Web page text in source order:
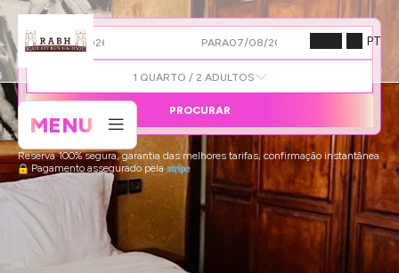
PT
MENU
DE PARA
1 QUARTO / 2 ADULTOS
PROCURAR
Reserva 100% segura, garantia das melhores tarifas, confirmação instantânea
Pagamento assegurado pela